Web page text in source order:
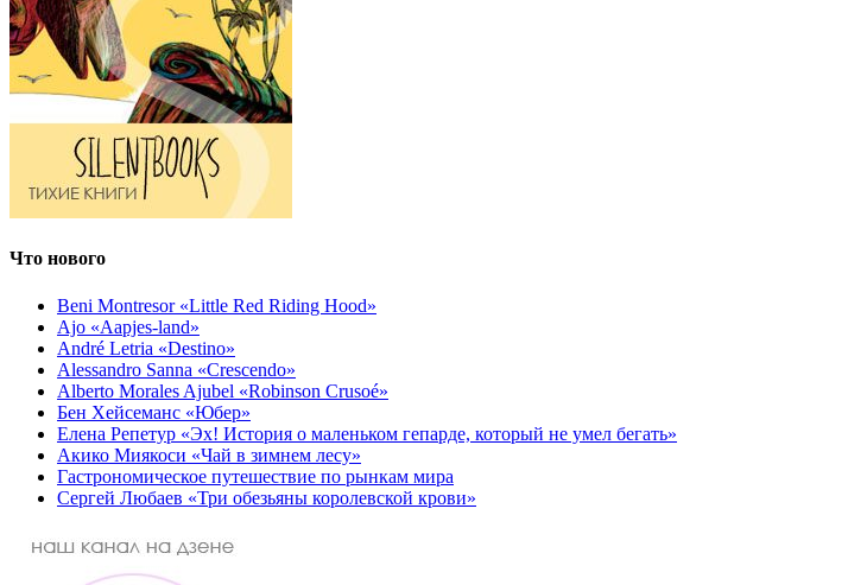
Что нового
Beni Montresor «Little Red Riding Hood»
Ajo «Aapjes-land»
André Letria «Destino»
Alessandro Sanna «Crescendo»
Alberto Morales Ajubel «Robinson Crusoé»
Бен Хейсеманс «Юбер»
Елена Репетур «Эх! История о маленьком гепарде, который не умел бегать»
Акико Миякоси «Чай в зимнем лесу»
Гастрономическое путешествие по рынкам мира
Сергей Любаев «Три обезьяны королевской крови»